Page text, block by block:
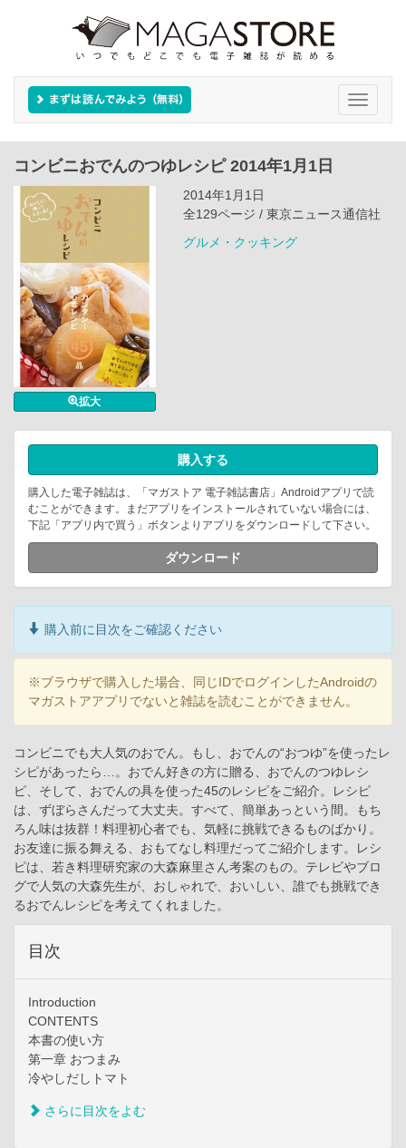
Toggle
コンビニおでんのつゆレシピ 2014年1月1日
拡大
2014年1月1日
全129ページ / 東京ニュース通信社
グルメ・クッキング
購入する
購入した電子雑誌は、「マガストア 電子雑誌書店」Androidアプリで読
むことができます。まだアプリをインストールされていない場合には、
下記「アプリ内で買う」ボタンよりアプリをダウンロードして下さい。
ダウンロード
購入前に目次をご確認ください
※ブラウザで購入した場合、同じIDでログインしたAndroidの
マガストアアプリでないと雑誌を読むことができません。
コンビニでも大人気のおでん。もし、おでんの“おつゆ”を使ったレ
シピがあったら…。おでん好きの方に贈る、おでんのつゆレシ
ピ、そして、おでんの具を使った45のレシピをご紹介。レシピ
は、ずぼらさんだって大丈夫。すべて、簡単あっという間。もち
ろん味は抜群！料理初心者でも、気軽に挑戦できるものばかり。
お友達に振る舞える、おもてなし料理だってご紹介します。レシ
ピは、若き料理研究家の大森麻里さん考案のもの。テレビやブロ
グで人気の大森先生が、おしゃれで、おいしい、誰でも挑戦でき
るおでんレシピを考えてくれました。
目次
Introduction
CONTENTS
本書の使い方
第一章 おつまみ
冷やしだしトマト
さらに目次をよむ